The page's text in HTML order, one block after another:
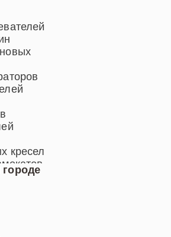
кресел
плит
систем